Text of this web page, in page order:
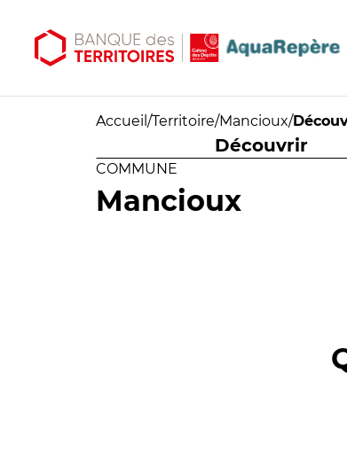
Accueil /Territoire/Mancioux/
Découvrir
COMMUNE
Mancioux